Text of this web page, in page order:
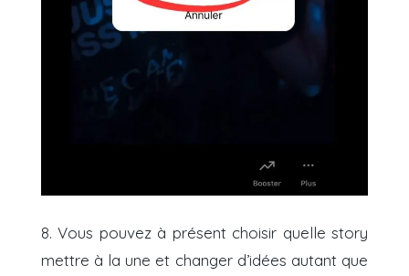
8.Vous pouvez à présent choisir quelle story
mettre à la une et changer d’idées autant que